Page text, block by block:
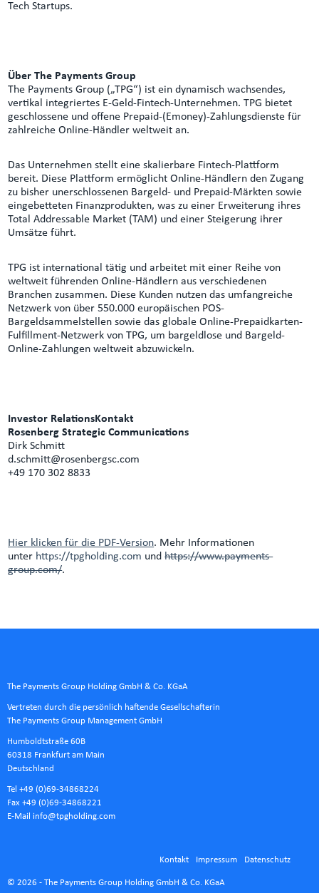
Tech Startups.
Über The Payments Group
The Payments Group („TPG“) ist ein dynamisch wachsendes,
vertikal integriertes E-Geld-Fintech-Unternehmen. TPG bietet
geschlossene und offene Prepaid-(Emoney)-Zahlungsdienste für
zahlreiche Online-Händler weltweit an.
Das Unternehmen stellt eine skalierbare Fintech-Plattform
bereit. Diese Plattform ermöglicht Online-Händlern den Zugang
zu bisher unerschlossenen Bargeld- und Prepaid-Märkten sowie
eingebetteten Finanzprodukten, was zu einer Erweiterung ihres
Total Addressable Market (TAM) und einer Steigerung ihrer
Umsätze führt.
TPG ist international tätig und arbeitet mit einer Reihe von
weltweit führenden Online-Händlern aus verschiedenen
Branchen zusammen. Diese Kunden nutzen das umfangreiche
Netzwerk von über 550.000 europäischen POS-
Bargeldsammelstellen sowie das globale Online-Prepaidkarten-
Fulfillment-Netzwerk von TPG, um bargeldlose und Bargeld-
Online-Zahlungen weltweit abzuwickeln.
Investor RelationsKontakt
Rosenberg Strategic Communications
Dirk Schmitt
d.schmitt@rosenbergsc.com
+49 170 302 8833
Hier klicken für die PDF-Version. Mehr Informationen
unter https://tpgholding.com undhttps://www.payments-
group.com/.
The Payments Group Holding GmbH & Co. KGaA
Vertreten durch die persönlich haftende Gesellschafterin
The Payments Group Management GmbH
Humboldtstraße 60B
60318 Frankfurt am Main
Deutschland
Tel +49 (0)69-34868224
Fax +49 (0)69-34868221
E-Mail info@tpgholding.com
Kontakt Impressum Datenschutz
© 2026 - The Payments Group Holding GmbH & Co. KGaA